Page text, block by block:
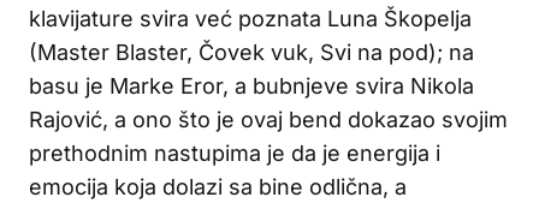
klavijature svira već poznata Luna Škopelja
(Master Blaster, Čovek vuk, Svi na pod); na
basu je Marke Eror, a bubnjeve svira Nikola
Rajović, a ono što je ovaj bend dokazao svojim
prethodnim nastupima je da je energija i
emocija koja dolazi sa bine odlična, a